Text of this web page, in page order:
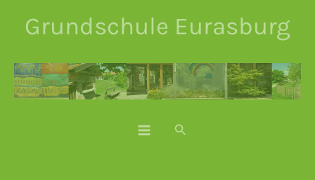
InhaltGrundschule Eurasburg
Suchen